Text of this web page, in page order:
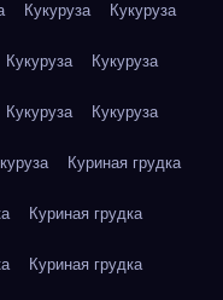
Кукуруза Кукуруза
Кукуруза Кукуруза
Кукуруза Кукуруза
Куриная грудка
Куриная грудка
Куриная грудка